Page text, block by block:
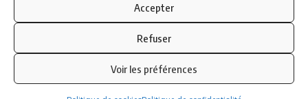
Accepter
Refuser
Voir les préférences
Suivez-nous
© 2023 Azinat.com TV édité et géré par WOOMEET SAS, powered by